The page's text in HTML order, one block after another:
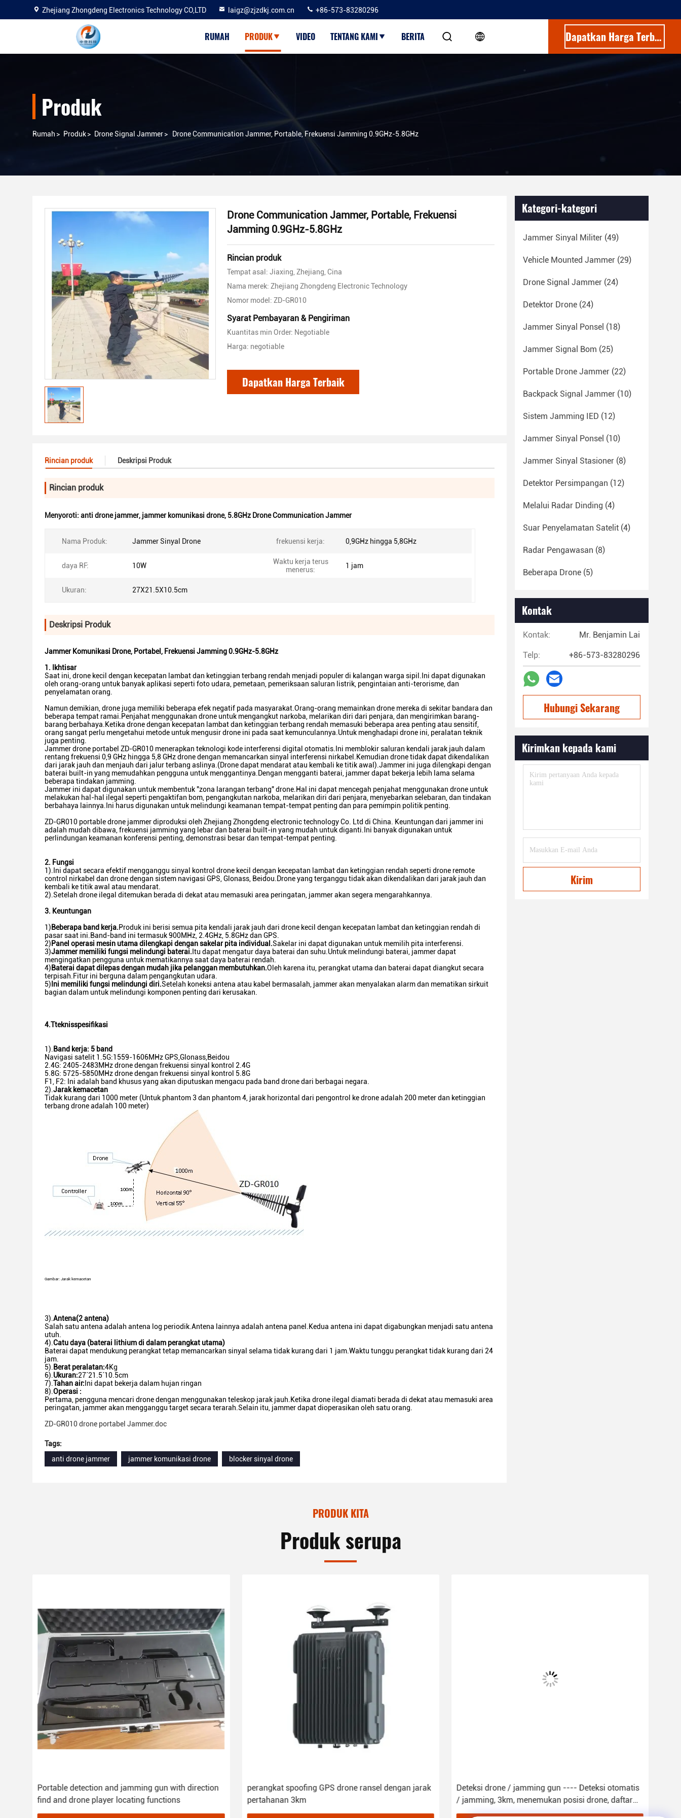
Zhejiang Zhongdeng Electronics Technology CO,LTD laigz@zjzdkj.com.cn +86-573-83280296
RUMAH PRODUK VIDEO TENTANG KAMI BERITA Dapatkan Harga Terbaik
Produk
Rumah > Produk> Drone Signal Jammer> Drone Communication Jammer, Portable, Frekuensi Jamming 0.9GHz-5.8GHz
Drone Communication Jammer, Portable, Frekuensi
Jamming 0.9GHz-5.8GHz
Rincian produk
Tempat asal: Jiaxing, Zhejiang, Cina
Nama merek: Zhejiang Zhongdeng Electronic Technology
Nomor model: ZD-GR010
Syarat Pembayaran & Pengiriman
Kuantitas min Order: Negotiable
Harga: negotiable
Dapatkan Harga Terbaik
Rincian produk Deskripsi Produk
Rincian produk
Menyoroti: anti drone jammer, jammer komunikasi drone, 5.8GHz Drone Communication Jammer
Nama Produk: Jammer Sinyal Drone frekuensi kerja: 0,9GHz hingga 5,8GHz
daya RF: 10W
Waktu kerja terus
menerus:
1 jam
Ukuran: 27X21.5X10.5cm
Deskripsi Produk
Jammer Komunikasi Drone, Portabel, Frekuensi Jamming 0.9GHz-5.8GHz
1. Ikhtisar
Saat ini, drone kecil dengan kecepatan lambat dan ketinggian terbang rendah menjadi populer di kalangan warga sipil.Ini dapat digunakan
oleh orang-orang untuk banyak aplikasi seperti foto udara, pemetaan, pemeriksaan saluran listrik, pengintaian anti-terorisme, dan
penyelamatan orang.
Namun demikian, drone juga memiliki beberapa efek negatif pada masyarakat.Orang-orang memainkan drone mereka di sekitar bandara dan
beberapa tempat ramai.Penjahat menggunakan drone untuk mengangkut narkoba, melarikan diri dari penjara, dan mengirimkan barang-
barang berbahaya.Ketika drone dengan kecepatan lambat dan ketinggian terbang rendah memasuki beberapa area penting atau sensitif,
orang sangat perlu mengetahui metode untuk mengusir drone ini pada saat kemunculannya.Untuk menghadapi drone ini, peralatan teknik
juga penting.
Jammer drone portabel ZD-GR010 menerapkan teknologi kode interferensi digital otomatis.Ini memblokir saluran kendali jarak jauh dalam
rentang frekuensi 0,9 GHz hingga 5,8 GHzdrone dengan memancarkan sinyal interferensi nirkabel.Kemudian drone tidak dapat dikendalikan
dari jarak jauh dan menjauh dari jalur terbang aslinya.(Drone dapat mendarat atau kembali ke titik awal).Jammer ini juga dilengkapi dengan
baterai built-in yang memudahkan pengguna untuk menggantinya.Dengan mengganti baterai, jammer dapat bekerja lebih lama selama
beberapa tindakan jamming.
Jammer ini dapat digunakan untuk membentuk "zona larangan terbang" drone.Hal ini dapat mencegah penjahat menggunakan drone untuk
melakukan hal-hal ilegal seperti pengaktifan bom, pengangkutan narkoba, melarikan diri dari penjara, menyebarkan selebaran, dan tindakan
berbahaya lainnya.Ini harus digunakan untuk melindungi keamanan tempat-tempat penting dan para pemimpin politik penting.
ZD-GR010 portable drone jammer diproduksi oleh Zhejiang Zhongdeng electronic technology Co. Ltd di China. Keuntungan dari jammer ini
adalah mudah dibawa, frekuensi jamming yang lebar dan baterai built-in yang mudah untuk diganti.Ini banyak digunakan untuk
perlindungan keamanan konferensi penting, demonstrasi besar dan tempat-tempat penting.
2. Fungsi
1).Ini dapat secara efektif mengganggu sinyal kontrol drone kecil dengan kecepatan lambat dan ketinggian rendah seperti drone remote
control nirkabel dan drone dengan sistem navigasi GPS, Glonass, Beidou.Drone yang terganggu tidak akan dikendalikan dari jarak jauh dan
kembali ke titik awal atau mendarat.
2).Setelah drone ilegal ditemukan berada di dekat atau memasuki area peringatan, jammer akan segera mengarahkannya.
3. Keuntungan
1) Beberapa band kerja.Produk ini berisi semua pita kendali jarak jauh dari drone kecil dengan kecepatan lambat dan ketinggian rendah di
pasar saat ini.Band-band ini termasuk 900MHz, 2.4GHz, 5.8GHz dan GPS.
2) Panel operasi mesin utama dilengkapi dengan sakelar pita individual.Sakelar ini dapat digunakan untuk memilih pita interferensi.
3)Jammer memiliki fungsi melindungi baterai. Itu dapat mengatur daya baterai dan suhu.Untuk melindungi baterai, jammer dapat
mengingatkan pengguna untuk mematikannya saat daya baterai rendah.
4) Baterai dapat dilepas dengan mudah jika pelanggan membutuhkan.Oleh karena itu, perangkat utama dan baterai dapat diangkut secara
terpisah.Fitur ini berguna dalam pengangkutan udara.
5) Ini memiliki fungsi melindungi diri.Setelah koneksi antena atau kabel bermasalah, jammer akan menyalakan alarm dan mematikan sirkuit
bagian dalam untuk melindungi komponen penting dari kerusakan.
4.Tteknisspesifikasi
1). Band kerja: 5 band
Navigasi satelit 1.5G:1559-1606MHz GPS,Glonass,Beidou
2.4G: 2405-2483MHz drone dengan frekuensi sinyal kontrol 2.4G
5.8G: 5725-5850MHz drone dengan frekuensi sinyal kontrol 5.8G
F1, F2: Ini adalah band khusus yang akan diputuskan mengacu pada band drone dari berbagai negara.
2).Jarak kemacetan
Tidak kurang dari 1000 meter (Untuk phantom 3 dan phantom 4, jarak horizontal dari pengontrol ke drone adalah 200 meter dan ketinggian
terbang drone adalah 100 meter)
Gambar: Jarak kemacetan
3).Antena(2 antena)
Salah satu antena adalah antena log periodik.Antena lainnya adalah antena panel.Kedua antena ini dapat digabungkan menjadi satu antena
utuh.
4).Catu daya (baterai lithium di dalam perangkat utama)
Baterai dapat mendukung perangkat tetap memancarkan sinyal selama tidak kurang dari 1 jam.Waktu tunggu perangkat tidak kurang dari 24
jam.
5). Berat peralatan:4Kg
6).Ukuran:27´21.5´10.5cm
7).Tahan air: Ini dapat bekerja dalam hujan ringan
8).Operasi :
Pertama, pengguna mencari drone dengan menggunakan teleskop jarak jauh.Ketika drone ilegal diamati berada di dekat atau memasuki area
peringatan, jammer akan mengganggu target secara terarah.Selain itu, jammer dapat dioperasikan oleh satu orang.
ZD-GR010 drone portabel Jammer.doc
Tags:
anti drone jammer
jammer komunikasi drone blocker sinyal drone
Kategori-kategori
Jammer Sinyal Militer (49)
Vehicle Mounted Jammer (29)
Drone Signal Jammer (24)
Detektor Drone (24)
Jammer Sinyal Ponsel (18)
Jammer Signal Bom (25)
Portable Drone Jammer (22)
Backpack Signal Jammer (10)
Sistem Jamming IED (12)
Jammer Sinyal Ponsel (10)
Jammer Sinyal Stasioner (8)
Detektor Persimpangan (12)
Melalui Radar Dinding (4)
Suar Penyelamatan Satelit (4)
Radar Pengawasan (8)
Beberapa Drone (5)
Kontak
Kontak: Mr. Benjamin Lai
Telp: +86-573-83280296
Hubungi Sekarang
Kirimkan kepada kami
Kirim
PRODUK KITA
Produk serupa
Portable detection and jamming gun with direction
find and drone player locating functions
perangkat spoofing GPS drone ransel dengan jarak
pertahanan 3km
Deteksi drone / jamming gun ---- Deteksi otomatis
/ jamming, 3km, menemukan posisi drone, daftar
putih, membela terhadap serangan boob UAV,